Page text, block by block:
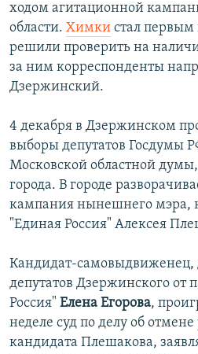
ходом агитационной
области. Химки стал
решили проверить на
за ним корреспонденты
Дзержинский.
4 декабря в Дзержинском
выборы депутатов Госдумы
Московской областной
города. В городе
кампания нынешнего мэра,
"Единая Россия" Алексея
Кандидат-самовыдвиженец,
депутатов Дзержинского от
Россия" Елена Егорова,
неделе суд по делу об
кандидата Плешакова,